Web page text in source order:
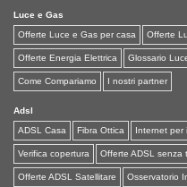
Luce e Gas
Offerte Luce e Gas per casa
Offerte
Offerte Energia Elettrica Glossario
Come Compariamo I nostri partner
Adsl
ADSL Casa
Fibra Ottica Internet per
Verifica copertura Offerte ADSL senza
Offerte ADSL Satellitare Osservatorio